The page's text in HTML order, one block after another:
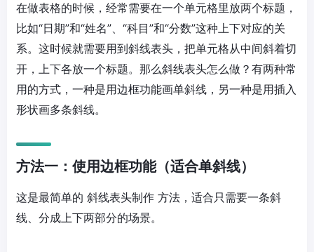
在做表格的时候，经常需要在一个单元格里放两个标题，
比如“日期”和“姓名”、“科目”和“分数”这种上下对应的关
系。这时候就需要用到斜线表头，把单元格从中间斜着切
开，上下各放一个标题。 那么斜线表头怎么做 ？有两种常
用的方式，一种是用边框功能画单斜线，另一种是用插入
形状画多条斜线。
方法一：使用边框功能（适合单斜线）
这是最简单的 斜线表头制作 方法，适合只需要一条斜
线、分成上下两部分的场景。